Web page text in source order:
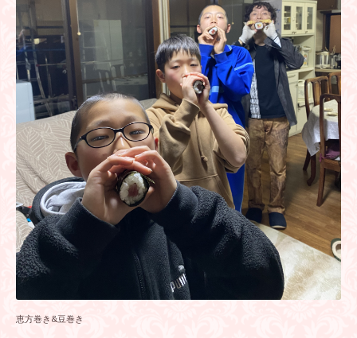
恵方巻き&豆巻き